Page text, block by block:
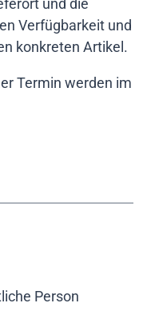
und die
Verfügbarkeit und
konkreten Artikel.
Termin werden im
Person